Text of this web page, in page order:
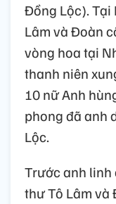
Đồng Lộc). Tại
Lâm và Đoàn
vòng hoa tại
thanh niên
10 nữ Anh
phong đã anh
Lộc.
Trước anh linh
thư Tô Lâm và